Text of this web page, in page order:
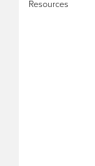
Resources